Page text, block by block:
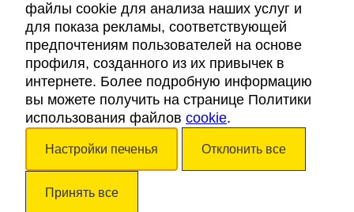
Правовая информация
Cookies
Доступность
Авторские права © 2026. Каталонский Туристический Совет. Все права
файлы cookie для анализа наших услуг и
для показа рекламы, соответствующей
предпочтениям пользователей на основе
профиля, созданного из их привычек в
интернете. Более подробную информацию
вы можете получить на странице Политики
использования файлов cookie.
Настройки печенья Отклонить все
Принять все